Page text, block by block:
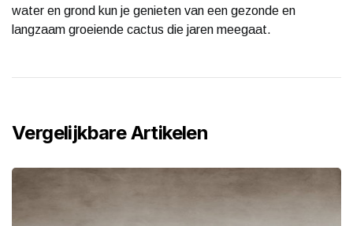
water en grond kun je genieten van een gezonde en
langzaam groeiende cactus die jaren meegaat.
Vergelijkbare Artikelen